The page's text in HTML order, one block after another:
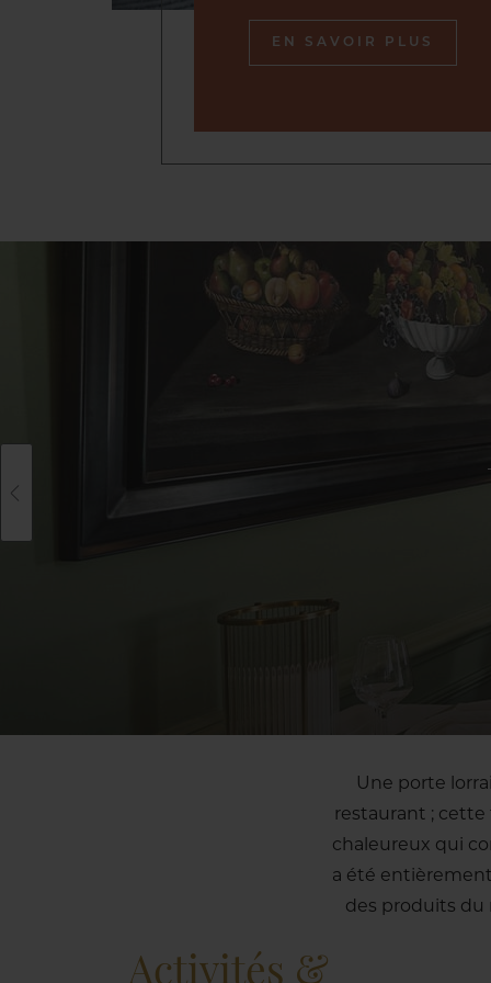
EN SAVOIR PLUS
Une porte
restaurant ;
chaleureux qui
a été
des produits du
Activités &